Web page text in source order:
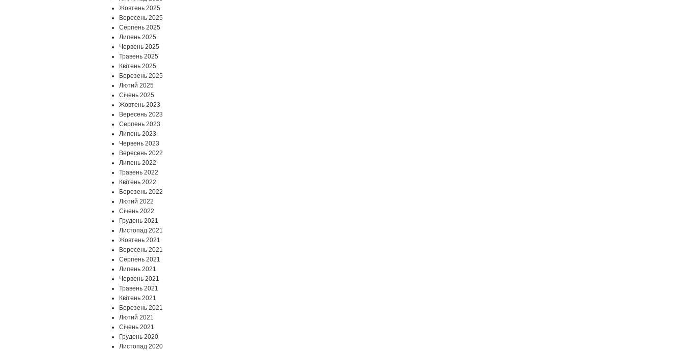
Жовтень 2025
Вересень 2025
Серпень 2025
Липень 2025
Червень 2025
Травень 2025
Квітень 2025
Березень 2025
Лютий 2025
Січень 2025
Жовтень 2023
Вересень 2023
Серпень 2023
Липень 2023
Червень 2023
Вересень 2022
Липень 2022
Травень 2022
Квітень 2022
Березень 2022
Лютий 2022
Січень 2022
Грудень 2021
Листопад 2021
Жовтень 2021
Вересень 2021
Серпень 2021
Липень 2021
Червень 2021
Травень 2021
Квітень 2021
Березень 2021
Лютий 2021
Січень 2021
Грудень 2020
Листопад 2020